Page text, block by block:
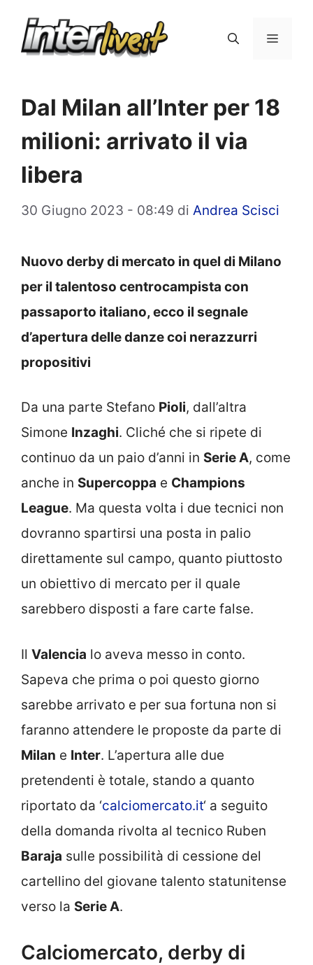
Menu
Dal Milan all’Inter per 18
milioni: arrivato il via
libera
30 Giugno 2023 - 08:49 di Andrea Scisci
Nuovo derby di mercato in quel di Milano
per il talentoso centrocampista con
passaporto italiano, ecco il segnale
d’apertura delle danze coi nerazzurri
propositivi
Da una parte Stefano Pioli, dall’altra
Simone Inzaghi. Cliché che si ripete di
continuo da un paio d’anni in Serie A, come
anche in Supercoppa e Champions
League. Ma questa volta i due tecnici non
dovranno spartirsi una posta in palio
direttamente sul campo, quanto piuttosto
un obiettivo di mercato per il quale
sarebbero disposti a fare carte false.
Il Valencia lo aveva messo in conto.
Sapeva che prima o poi questo giorno
sarebbe arrivato e per sua fortuna non si
faranno attendere le proposte da parte di
Milan e Inter. L’apertura alle due
pretendenti è totale, stando a quanto
riportato da ‘calciomercato.it‘ a seguito
della domanda rivolta al tecnico Ruben
Baraja sulle possibilità di cessione del
cartellino del giovane talento statunitense
verso la Serie A.
Calciomercato, derby di